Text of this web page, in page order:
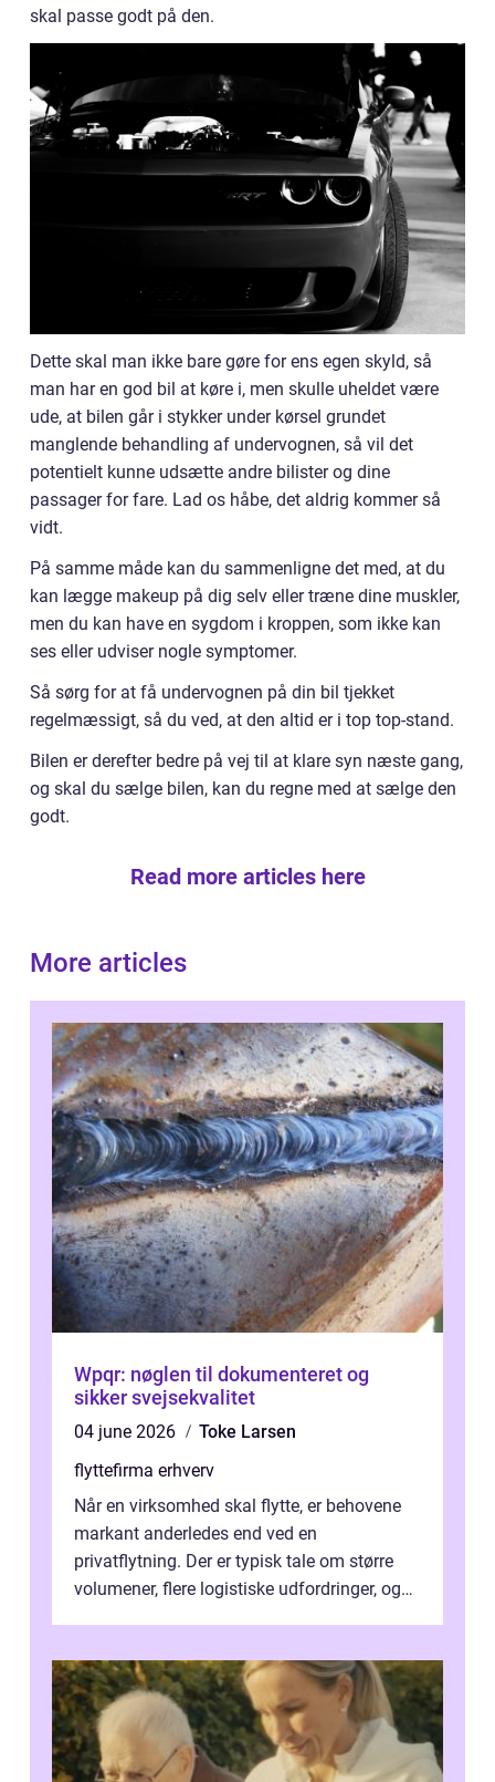
skal passe godt på den.
Dette skal man ikke bare gøre for ens egen skyld, så
man har en god bil at køre i, men skulle uheldet være
ude, at bilen går i stykker under kørsel grundet
manglende behandling af undervognen, så vil det
potentielt kunne udsætte andre bilister og dine
passager for fare. Lad os håbe, det aldrig kommer så
vidt.
På samme måde kan du sammenligne det med, at du
kan lægge makeup på dig selv eller træne dine muskler,
men du kan have en sygdom i kroppen, som ikke kan
ses eller udviser nogle symptomer.
Så sørg for at få undervognen på din bil tjekket
regelmæssigt, så du ved, at den altid er i top top-stand.
Bilen er derefter bedre på vej til at klare syn næste gang,
og skal du sælge bilen, kan du regne med at sælge den
godt.
Read more articles here
More articles
Wpqr: nøglen til dokumenteret og
sikker svejsekvalitet
04 june 2026
Toke Larsen
flyttefirma erhverv
Når en virksomhed skal flytte, er behovene
markant anderledes end ved en
privatflytning. Der er typisk tale om større
volumener, flere logistiske udfordringer, og